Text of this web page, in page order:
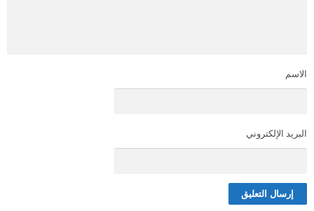
الاسم
البريد الإلكتروني